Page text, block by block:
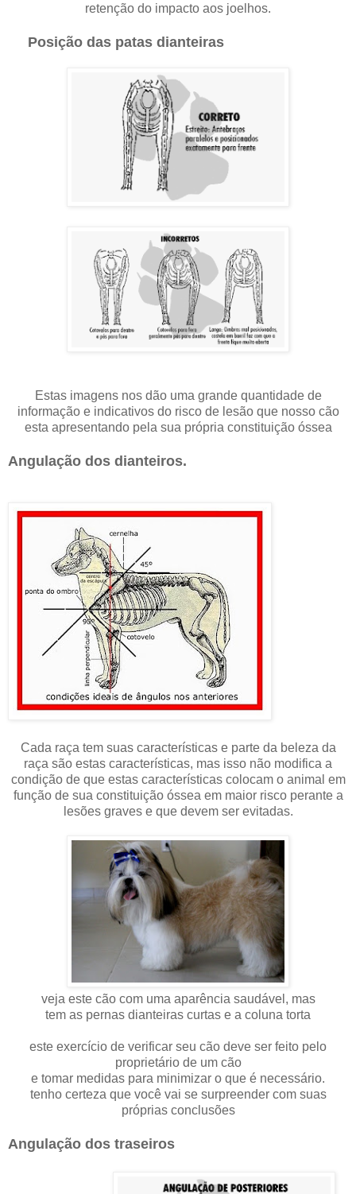
retenção do impacto aos joelhos.
Posição das patas dianteiras
Estas imagens nos dão uma grande quantidade de
informação e indicativos do risco de lesão que nosso cão
esta apresentando pela sua própria constituição óssea
Angulação dos dianteiros.
Cada raça tem suas características e parte da beleza da
raça são estas características, mas isso não modifica a
condição de que estas características colocam o animal em
função de sua constituição óssea em maior risco perante a
lesões graves e que devem ser evitadas.
veja este cão com uma aparência saudável, mas
tem as pernas dianteiras curtas e a coluna torta
este exercício de verificar seu cão deve ser feito pelo
proprietário de um cão
e tomar medidas para minimizar o que é necessário.
tenho certeza que você vai se surpreender com suas
próprias conclusões
Angulação dos traseiros